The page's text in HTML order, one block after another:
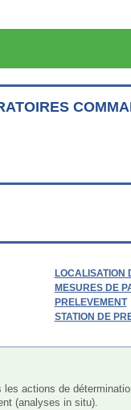
LOCALISATION
MESURES DE
PRELEVEMENT
STATION DE
(analyses in situ).